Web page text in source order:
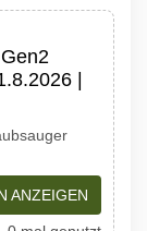
|
ANZEIGEN